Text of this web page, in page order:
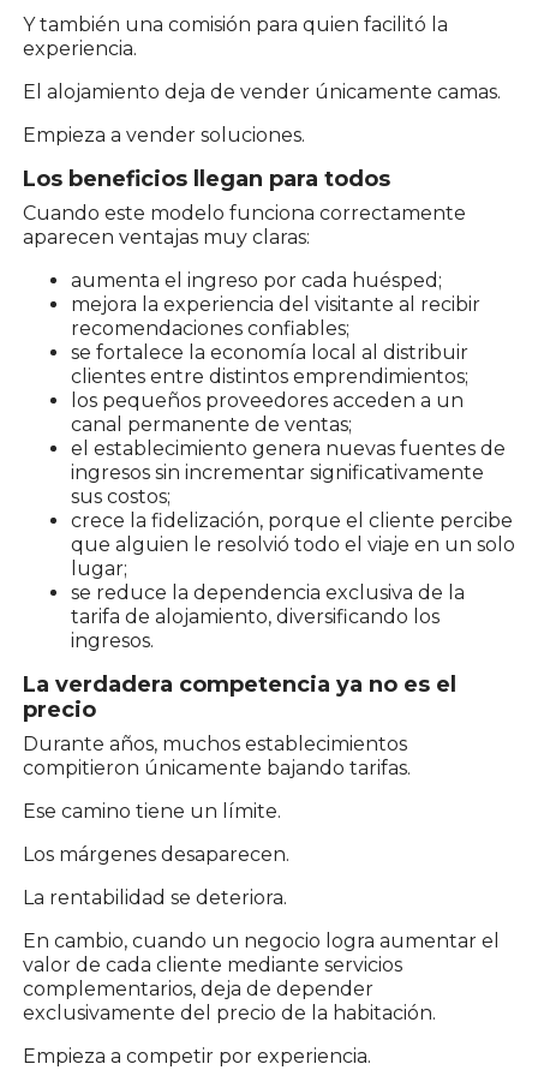
Y también una comisión para quien facilitó la
experiencia.
El alojamiento deja de vender únicamente camas.
Empieza a vender soluciones.
Los beneficios llegan para todos
Cuando este modelo funciona correctamente
aparecen ventajas muy claras:
aumenta el ingreso por cada huésped;
mejora la experiencia del visitante al recibir
recomendaciones confiables;
se fortalece la economía local al distribuir
clientes entre distintos emprendimientos;
los pequeños proveedores acceden a un
canal permanente de ventas;
el establecimiento genera nuevas fuentes de
ingresos sin incrementar significativamente
sus costos;
crece la fidelización, porque el cliente percibe
que alguien le resolvió todo el viaje en un solo
lugar;
se reduce la dependencia exclusiva de la
tarifa de alojamiento, diversificando los
ingresos.
La verdadera competencia ya no es el
precio
Durante años, muchos establecimientos
compitieron únicamente bajando tarifas.
Ese camino tiene un límite.
Los márgenes desaparecen.
La rentabilidad se deteriora.
En cambio, cuando un negocio logra aumentar el
valor de cada cliente mediante servicios
complementarios, deja de depender
exclusivamente del precio de la habitación.
Empieza a competir por experiencia.